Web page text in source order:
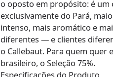
o oposto em propósito: é
exclusivamente do Pará,
intenso, mais aromático e
diferentes — e clientes
o Callebaut. Para quem quer
brasileiro, o Seleção 75%.